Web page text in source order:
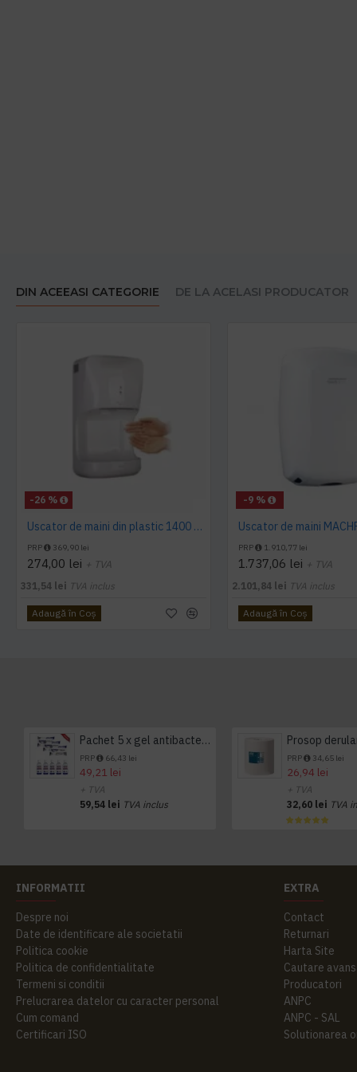
DIN ACEEASI CATEGORIE DE LA ACELASI PRODUCATOR
-26 %
Uscator de maini din plastic 1400 W AQAS
PRP 369,90 lei
274,00 lei + TVA
331,54 lei TVA inclus
Adaugă în Coş
-9 %
PRP 1.910,77 lei
1.737,06 lei + TVA
2.101,84 lei TVA inclus
Adaugă în Coş
Pachet 5 x gel antibacterian 50ml si 3 x Servetele antibacteriene 48 buc Hygienium
PRP 66,43 lei
49,21 lei
+ TVA
59,54 lei TVA inclus
PRP 34,65 lei
26,94 lei
+ TVA
32,60 lei TVA
INFORMATII
Despre noi
Date de identificare ale societatii
Politica cookie
Politica de confidentialitate
Termeni si conditii
Prelucrarea datelor cu caracter personal
Cum comand
Certificari ISO
EXTRA
Contact
Returnari
Harta Site
Cautare
Producatori
ANPC
ANPC - SAL
Solutionarea